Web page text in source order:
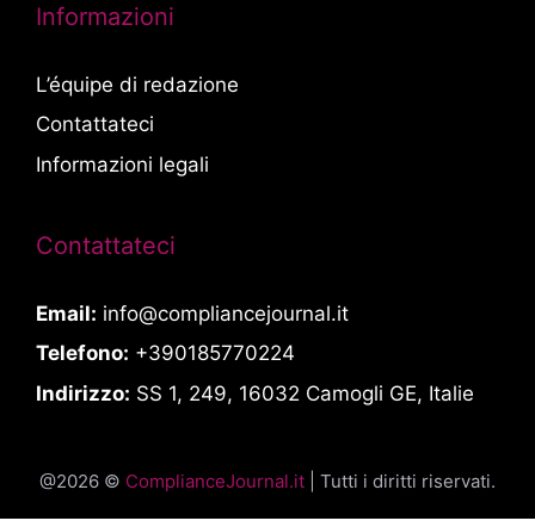
Informazioni
L’équipe di redazione
Contattateci
Informazioni legali
Contattateci
Email: info@compliancejournal.it
Telefono: +390185770224
Indirizzo: SS 1, 249, 16032 Camogli GE, Italie
@2026 © ComplianceJournal.it | Tutti i diritti riservati.